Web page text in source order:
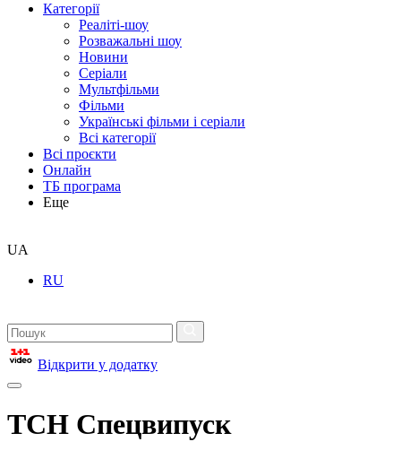
Категорії
Реаліті-шоу
Розважальні шоу
Новини
Серіали
Мультфільми
Фільми
Українські фільми і серіали
Всі категорії
Всі проєкти
Онлайн
ТБ програма
Еще
UA
RU
Відкрити у додатку
ТСН Спецвипуск